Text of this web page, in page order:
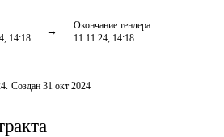
14:18
Окончание тендера
11.11.24, 14:18
. Создан 31 окт 2024